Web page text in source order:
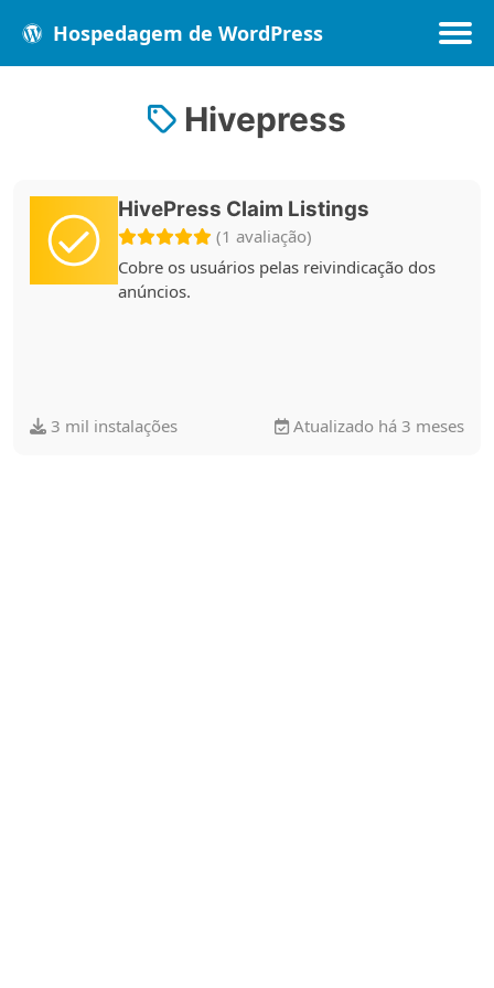
Hospedagem de WordPress
Populares
Recentes
Melhores
Hivepress
HivePress Claim Listings
(1 avaliação)
Cobre os usuários pelas reivindicação dos
anúncios.
3 mil instalações Atualizado há 3 meses